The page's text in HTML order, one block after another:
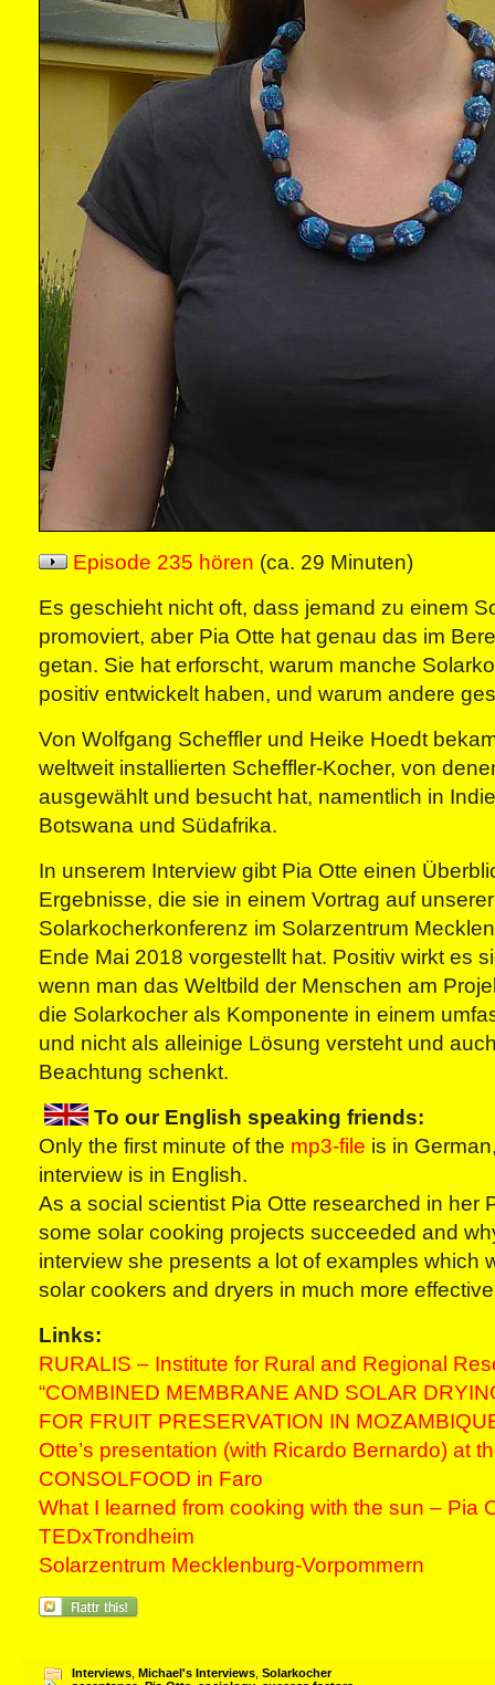
Episode 235 hören (ca. 29 Minuten)
Es geschieht nicht oft, dass jemand zu einem
promoviert, aber Pia Otte hat genau das im
getan. Sie hat erforscht, warum manche
positiv entwickelt haben, und warum andere
Von Wolfgang Scheffler und Heike Hoedt
weltweit installierten Scheffler-Kocher, von
ausgewählt und besucht hat, namentlich in
Botswana und Südafrika.
In unserem Interview gibt Pia Otte einen
Ergebnisse, die sie in einem Vortrag auf
Solarkocherkonferenz im Solarzentrum
Ende Mai 2018 vorgestellt hat. Positiv wirkt es
wenn man das Weltbild der Menschen am
die Solarkocher als Komponente in einem
und nicht als alleinige Lösung versteht und
Beachtung schenkt.
To our English speaking friends:
Only the first minute of the mp3-file is in
interview is in English.
As a social scientist Pia Otte researched in her
some solar cooking projects succeeded and
interview she presents a lot of examples which
solar cookers and dryers in much more
Links:
RURALIS – Institute for Rural and Regional
“COMBINED MEMBRANE AND SOLAR
FOR FRUIT PRESERVATION IN
Otte’s presentation (with Ricardo Bernardo) at
CONSOLFOOD in Faro
What I learned from cooking with the sun – Pia
TEDxTrondheim
Solarzentrum Mecklenburg-Vorpommern
Interviews Michael's Interviews Solarkocher